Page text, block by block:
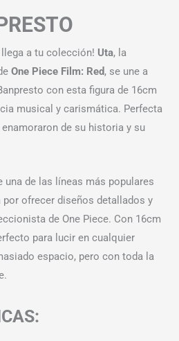
llega a tu colección! Uta, la
One Piece Film: Red, se une a
con esta figura de 16cm
musical y carismática. Perfecta
de su historia y su
una de las líneas más populares
por ofrecer diseños detallados y
de One Piece. Con 16cm
para lucir en cualquier
espacio, pero con toda la